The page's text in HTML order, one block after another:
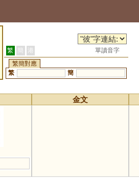
繁 簡 港
單讀音字
繁簡對應
繁
簡
金文